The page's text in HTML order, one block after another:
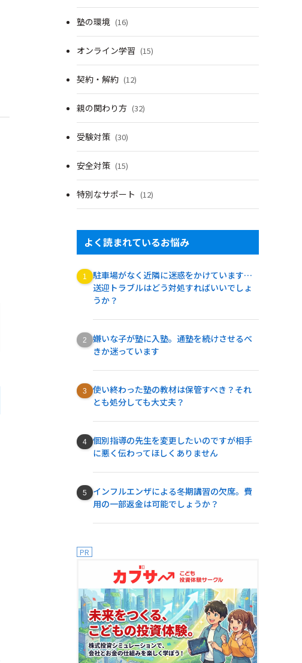
塾の環境 (16)
オンライン学習 (15)
契約・解約 (12)
親の関わり方 (32)
受験対策 (30)
安全対策 (15)
特別なサポート (12)
よく読まれているお悩み
駐車場がなく近隣に迷惑をかけています…
送迎トラブルはどう対処すればいいでしょ
うか？
嫌いな子が塾に入塾。通塾を続けさせるべ
きか迷っています
使い終わった塾の教材は保管すべき？それ
とも処分しても大丈夫？
個別指導の先生を変更したいのですが相手
に悪く伝わってほしくありません
インフルエンザによる冬期講習の欠席。費
用の一部返金は可能でしょうか？
PR